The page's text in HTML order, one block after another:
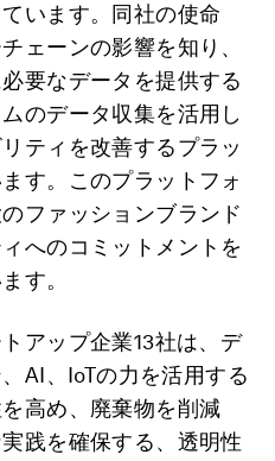
います。同社の使命
ェーンの影響を知り、
要なデータを提供する
のデータ収集を活用し
ティを改善するプラッ
す。このプラットフォ
ファッションブランド
へのコミットメントを
す。
アップ企業13社は、デ
AI、IoTの力を活用する
高め、廃棄物を削減
践を確保する、透明性